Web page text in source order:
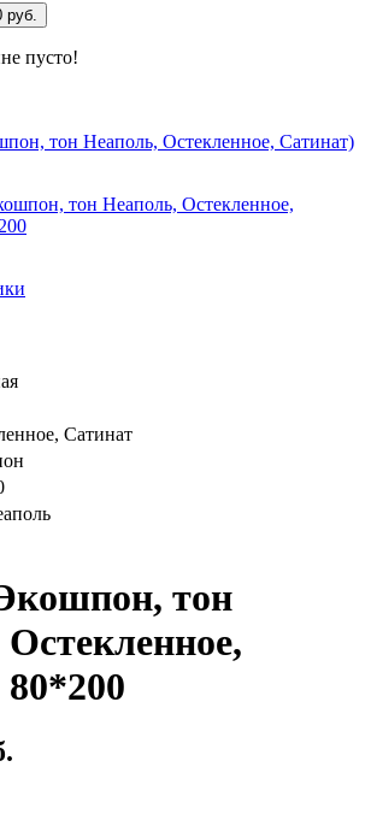
руб.
пусто!
тон Неаполь, Остекленное, Сатинат)
Сатинат
тон